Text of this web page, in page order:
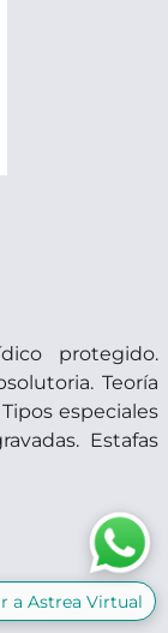
protegido.
Teoría
especiales
Estafas
a Astrea Virtual